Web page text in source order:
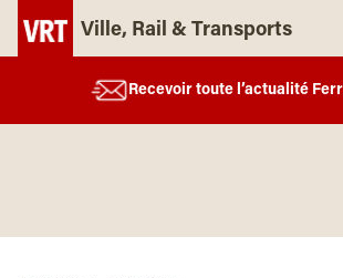
Ville, Rail & Transports
Recevoir toute l’actualité